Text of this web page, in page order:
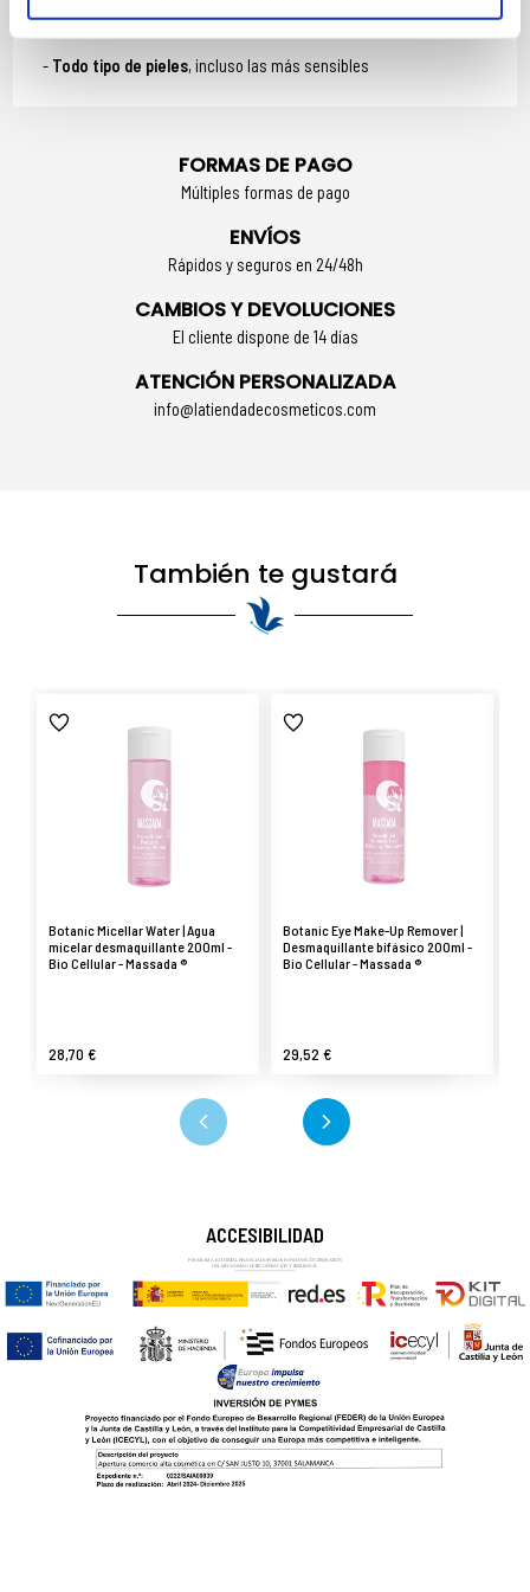
Todo tipo de pieles, incluso las más sensibles
FORMAS DE PAGO
Múltiples formas de pago
ENVÍOS
Rápidos y seguros en 24/48h
CAMBIOS Y DEVOLUCIONES
El cliente dispone de 14 días
ATENCIÓN PERSONALIZADA
info@latiendadecosmeticos.com
También te gustará
Botanic Micellar Water | Agua
micelar desmaquillante 200ml -
Bio Cellular - Massada ®
28,70 €
Botanic Eye Make-Up Remover |
Desmaquillante bifásico 200ml -
Bio Cellular - Massada ®
29,52 €
ACCESIBILIDAD